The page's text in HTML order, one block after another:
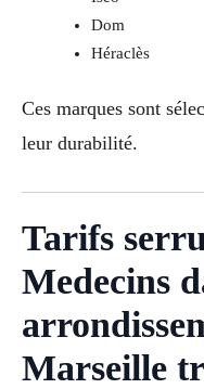
Dom
Héraclès
Ces marques sont
leur durabilité.
Tarifs
Medecins
Marseille